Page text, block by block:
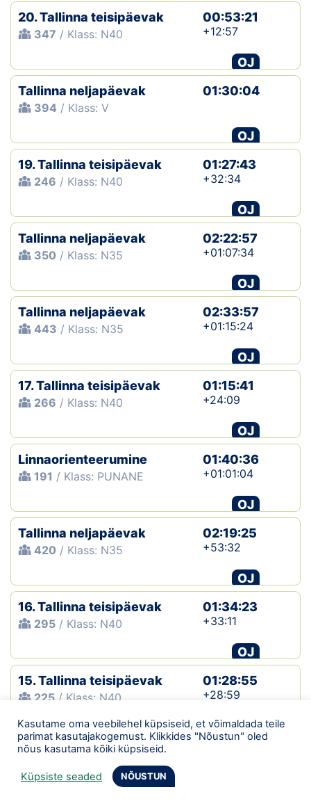
20. Tallinna teisipäevak
347 / Klass: N40
00:53:21
+12:57
OJ
Tallinna neljapäevak
394 / Klass: V
01:30:04
OJ
19. Tallinna teisipäevak
246 / Klass: N40
01:27:43
+32:34
OJ
Tallinna neljapäevak
350 / Klass: N35
02:22:57
+01:07:34
OJ
Tallinna neljapäevak
443 / Klass: N35
02:33:57
+01:15:24
OJ
17. Tallinna teisipäevak
266 / Klass: N40
01:15:41
+24:09
OJ
Linnaorienteerumine
191 / Klass: PUNANE
01:40:36
+01:01:04
OJ
Tallinna neljapäevak
420 / Klass: N35
02:19:25
+53:32
OJ
16. Tallinna teisipäevak
295 / Klass: N40
01:34:23
+33:11
OJ
15. Tallinna teisipäevak
225 / Klass: N40
01:28:55
+28:59
OJ
Tallinna neljapäevak
478/ Klass: N35
Kasutame oma veebilehel küpsiseid, et võimaldada teile
parimat kasutajakogemust. Klikkides "Nõustun" oled
nõus kasutama kõiki küpsiseid.
Küpsiste seaded NÕUSTUN